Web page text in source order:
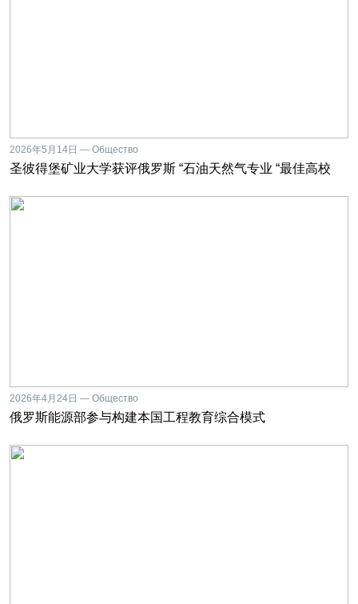
2026年5月14日 — Общество
圣彼得堡矿业大学获评俄罗斯 “石油天然气专业 “最佳高校
2026年4月24日 — Общество
俄罗斯能源部参与构建本国工程教育综合模式